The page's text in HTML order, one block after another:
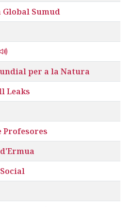
Sumud
per a la Natura
Leaks
Profesores